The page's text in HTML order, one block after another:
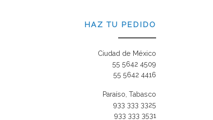
HAZ TU PEDIDO
Ciudad de México
55 5642 4509
55 5642 4416
Paraíso, Tabasco
933 333 3325
933 333 3531